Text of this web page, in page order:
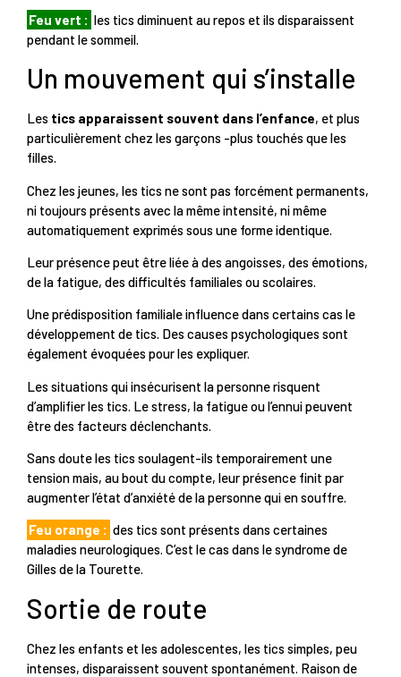
Feu vert : les tics diminuent au repos et ils disparaissent
pendant le sommeil.
Un mouvement qui s’installe
Les tics apparaissent souvent dans l’enfance, et plus
particulièrement chez les garçons -plus touchés que les
filles.
Chez les jeunes, les tics ne sont pas forcément permanents,
ni toujours présents avec la même intensité, ni même
automatiquement exprimés sous une forme identique.
Leur présence peut être liée à des angoisses, des émotions,
de la fatigue, des difficultés familiales ou scolaires.
Une prédisposition familiale influence dans certains cas le
développement de tics. Des causes psychologiques sont
également évoquées pour les expliquer.
Les situations qui insécurisent la personne risquent
d’amplifier les tics. Le stress, la fatigue ou l’ennui peuvent
être des facteurs déclenchants.
Sans doute les tics soulagent-ils temporairement une
tension mais, au bout du compte, leur présence finit par
augmenter l’état d’anxiété de la personne qui en souffre.
Feu orange : des tics sont présents dans certaines
maladies neurologiques. C’est le cas dans le syndrome de
Gilles de la Tourette.
Sortie de route
Chez les enfants et les adolescentes, les tics simples, peu
intenses, disparaissent souvent spontanément. Raison de